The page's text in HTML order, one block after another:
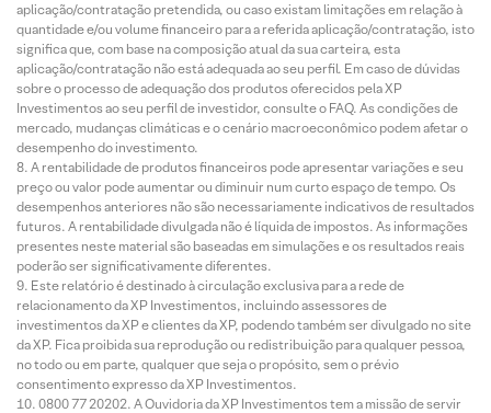
aplicação/contratação pretendida, ou caso existam limitações em relação à
quantidade e/ou volume financeiro para a referida aplicação/contratação, isto
significa que, com base na composição atual da sua carteira, esta
aplicação/contratação não está adequada ao seu perfil. Em caso de dúvidas
sobre o processo de adequação dos produtos oferecidos pela XP
Investimentos ao seu perfil de investidor, consulte o FAQ. As condições de
mercado, mudanças climáticas e o cenário macroeconômico podem afetar o
desempenho do investimento.
A rentabilidade de produtos financeiros pode apresentar variações e seu
preço ou valor pode aumentar ou diminuir num curto espaço de tempo. Os
desempenhos anteriores não são necessariamente indicativos de resultados
futuros. A rentabilidade divulgada não é líquida de impostos. As informações
presentes neste material são baseadas em simulações e os resultados reais
poderão ser significativamente diferentes.
Este relatório é destinado à circulação exclusiva para a rede de
relacionamento da XP Investimentos, incluindo assessores de
investimentos da XP e clientes da XP, podendo também ser divulgado no site
da XP. Fica proibida sua reprodução ou redistribuição para qualquer pessoa,
no todo ou em parte, qualquer que seja o propósito, sem o prévio
consentimento expresso da XP Investimentos.
0800 77 20202. A Ouvidoria da XP Investimentos tem a missão de servir